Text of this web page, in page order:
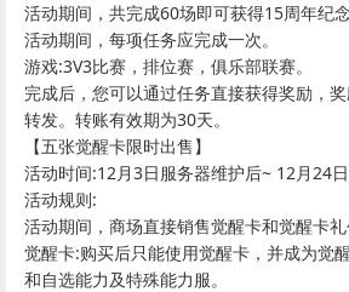
活动期间，共完成60场即可获得15周年纪
活动期间，每项任务应完成一次。
游戏:3V3比赛，排位赛，俱乐部联赛。
完成后，您可以通过任务直接获得奖励，
转发。转账有效期为30天。
【五张觉醒卡限时出售】
活动时间:12月3日服务器维护后~ 12月24
活动规则:
活动期间，商场直接销售觉醒卡和觉醒卡礼
觉醒卡:购买后只能使用觉醒卡，并成为觉
和自选能力及特殊能力服。